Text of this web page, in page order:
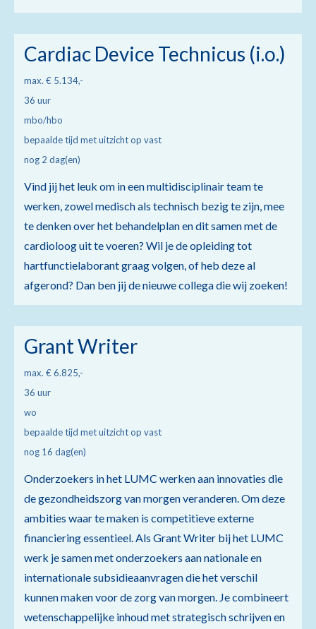
Cardiac Device Technicus (i.o.)
max. € 5.134,-
36 uur
mbo/hbo
bepaalde tijd met uitzicht op vast
nog 2 dag(en)
Vind jij het leuk om in een multidisciplinair team te
werken, zowel medisch als technisch bezig te zijn, mee
te denken over het behandelplan en dit samen met de
cardioloog uit te voeren? Wil je de opleiding tot
hartfunctielaborant graag volgen, of heb deze al
afgerond? Dan ben jij de nieuwe collega die wij zoeken!
Grant Writer
max. € 6.825,-
36 uur
wo
bepaalde tijd met uitzicht op vast
nog 16 dag(en)
Onderzoekers in het LUMC werken aan innovaties die
de gezondheidszorg van morgen veranderen. Om deze
ambities waar te maken is competitieve externe
financiering essentieel. Als Grant Writer bij het LUMC
werk je samen met onderzoekers aan nationale en
internationale subsidieaanvragen die het verschil
kunnen maken voor de zorg van morgen. Je combineert
wetenschappelijke inhoud met strategisch schrijven en